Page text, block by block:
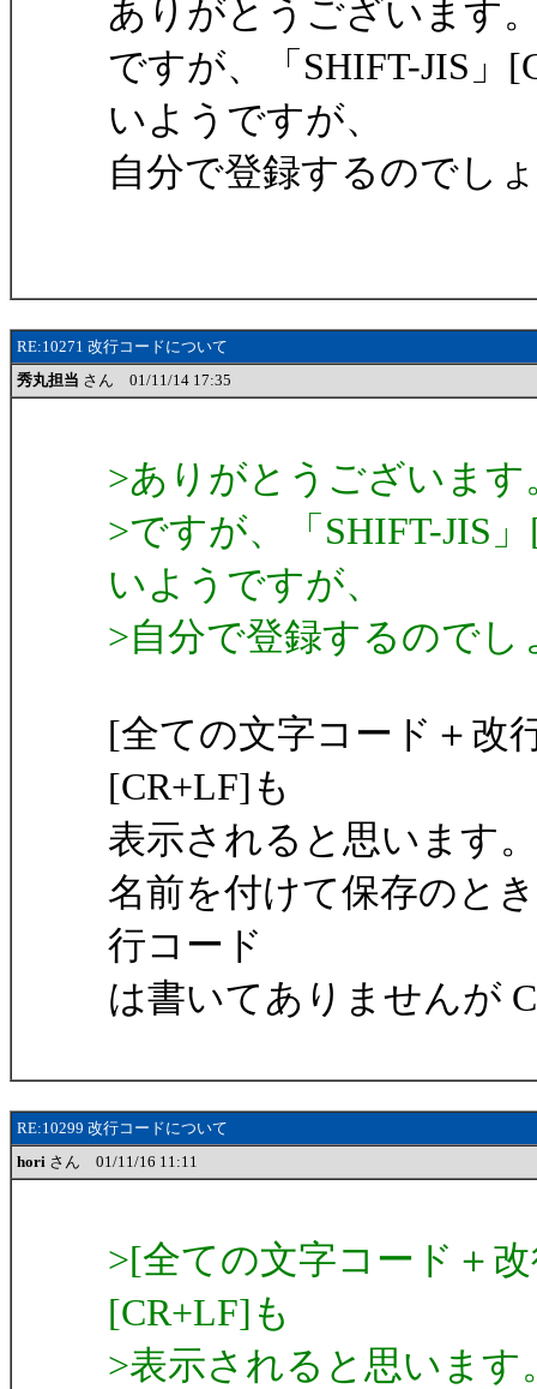
ありがとうございます
ですが、「SHIFT-JIS」
いようですが、
自分で登録するのでし
RE:10271 改行コードについて
秀丸担当 さん 01/11/14 17:35
>ありがとうございま
>ですが、「SHIFT-JIS
いようですが、
>自分で登録するのでし
[全ての文字コード＋改
[CR+LF]も
表示されると思います。
名前を付けて保存のと
行コード
は書いてありませんが
RE:10299 改行コードについて
hori さん 01/11/16 11:11
>[全ての文字コード＋
[CR+LF]も
>表示されると思います